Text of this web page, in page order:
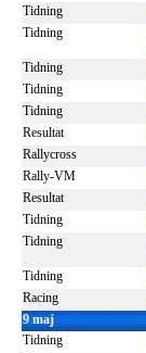
Tidning
Tidning
Tidning
Tidning
Tidning
Resultat
Rallycross
Rally-VM
Resultat
Tidning
Tidning
Tidning
Racing
9 maj
Tidning